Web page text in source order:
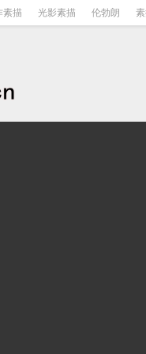
素描 光影素描 伦勃朗